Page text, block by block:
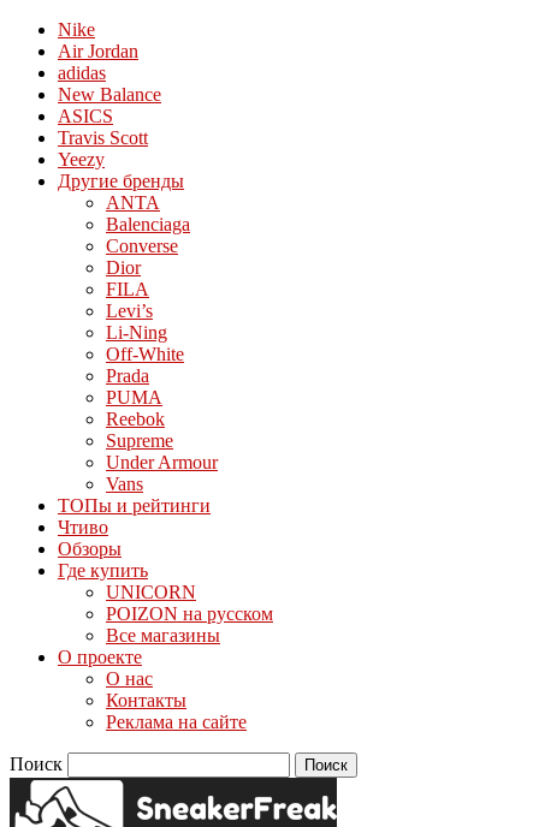
Nike
Air Jordan
adidas
New Balance
ASICS
Travis Scott
Yeezy
Другие бренды
ANTA
Balenciaga
Converse
Dior
FILA
Levi’s
Li-Ning
Off-White
Prada
PUMA
Reebok
Supreme
Under Armour
Vans
ТОПы и рейтинги
Чтиво
Обзоры
Где купить
UNICORN
POIZON на русском
Все магазины
О проекте
О нас
Контакты
Реклама на сайте
Поиск